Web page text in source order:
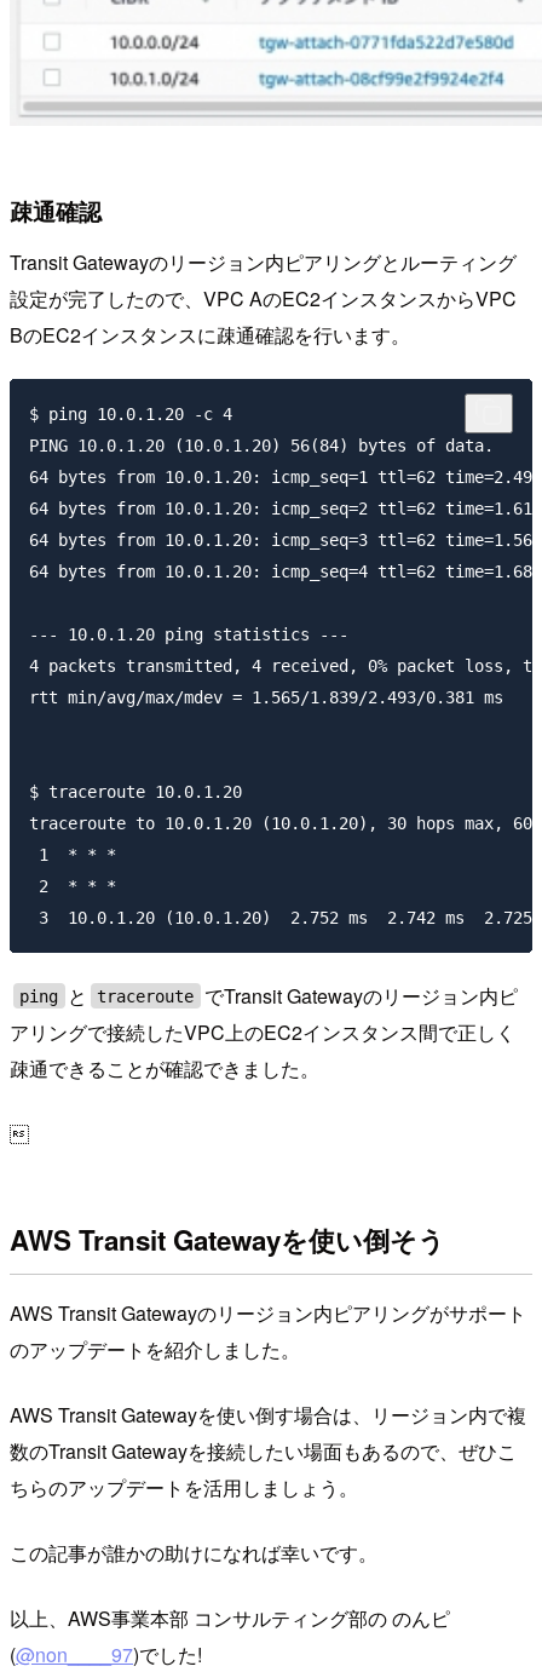
疎通確認
Transit Gatewayのリージョン内ピアリングとルーティング
設定が完了したので、VPC AのEC2インスタンスからVPC
BのEC2インスタンスに疎通確認を行います。
$ ping 10.0.1.20 -c 4
PING 10.0.1.20 (10.0.1.20) 56(84) bytes of data.
64 bytes from 10.0.1.20: icmp_seq=1 ttl=62 time=2.49
64 bytes from 10.0.1.20: icmp_seq=2 ttl=62 time=1.61
64 bytes from 10.0.1.20: icmp_seq=3 ttl=62 time=1.56
64 bytes from 10.0.1.20: icmp_seq=4 ttl=62 time=1.68
--- 10.0.1.20 ping statistics ---
4 packets transmitted, 4 received, 0% packet loss,
rtt min/avg/max/mdev = 1.565/1.839/2.493/0.381 ms
$ traceroute 10.0.1.20
traceroute to 10.0.1.20 (10.0.1.20), 30 hops max, 60
1  * * *
2  * * *
ping と traceroute
でTransit Gatewayのリージョン内ピ
アリングで接続したVPC上のEC2インスタンス間で正しく
疎通できることが確認できました。
AWS Transit Gatewayを使い倒そう
AWS Transit Gatewayのリージョン内ピアリングがサポート
のアップデートを紹介しました。
AWS Transit Gatewayを使い倒す場合は、リージョン内で複
数のTransit Gatewayを接続したい場面もあるので、ぜひこ
ちらのアップデートを活用しましょう。
この記事が誰かの助けになれば幸いです。
以上、AWS事業本部 コンサルティング部の のんピ
(@non____97)でした!